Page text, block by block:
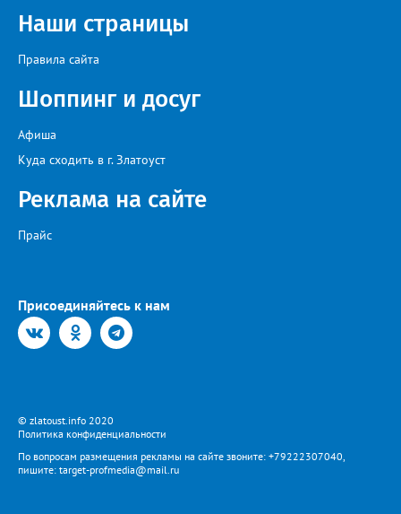
Наши страницы
Правила сайта
Шоппинг и досуг
Афиша
Куда сходить в г. Златоуст
Реклама на сайте
Прайс
Присоединяйтесь к нам
© zlatoust.info 2020
Политика конфиденциальности
По вопросам размещения рекламы на сайте звоните: +79222307040,
пишите: target-profmedia@mail.ru